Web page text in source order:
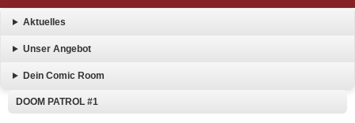
Aktuelles
Unser Angebot
Dein Comic Room
DOOM PATROL #1